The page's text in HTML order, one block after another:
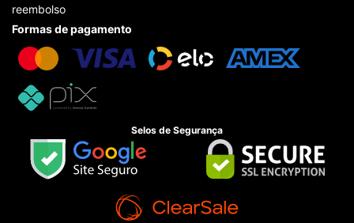
reembolso
Formas de pagamento
Selos de Segurança